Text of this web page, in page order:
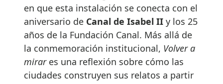
en que esta instalación se conecta con el
aniversario de Canal de Isabel II y los 25
años de la Fundación Canal. Más allá de
la conmemoración institucional, Volver a
mirares una reflexión sobre cómo las
ciudades construyen sus relatos a partir